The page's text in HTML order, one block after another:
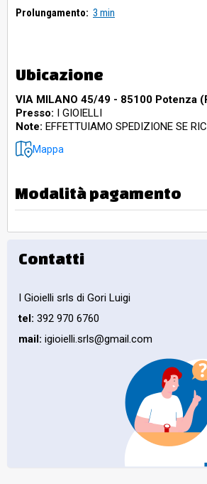
Prolungamento: 3 min
Ubicazione
VIA MILANO 45/49 - 85100 Potenza
Presso: I GIOIELLI
Note: EFFETTUIAMO SPEDIZIONE SE
Mappa
Modalità pagamento
Contatti
I Gioielli srls di Gori Luigi
tel: 392 970 6760
mail: igioielli.srls@gmail.com